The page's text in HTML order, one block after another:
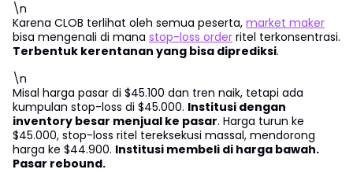
\n
Karena CLOB terlihat oleh semua peserta, market maker
bisa mengenali di mana stop-loss order ritel terkonsentrasi.
Terbentuk kerentanan yang bisa diprediksi.
\n
Misal harga pasar di $45.100 dan tren naik, tetapi ada
kumpulan stop-loss di $45.000. Institusi dengan
inventory besar menjual ke pasar. Harga turun ke
$45.000, stop-loss ritel tereksekusi massal, mendorong
harga ke $44.900. Institusi membeli di harga bawah.
Pasar rebound.